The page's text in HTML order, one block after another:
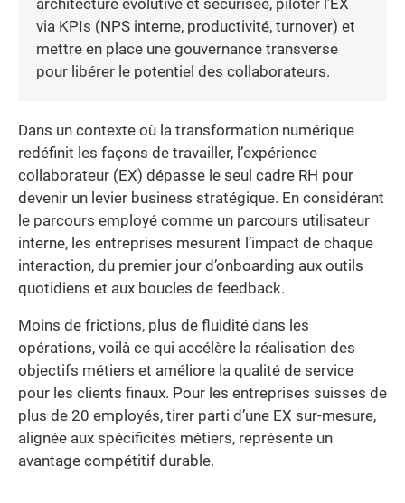
architecture évolutive et sécurisée, piloter l’EX
via KPIs (NPS interne, productivité, turnover) et
mettre en place une gouvernance transverse
pour libérer le potentiel des collaborateurs.
Dans un contexte où la transformation numérique
redéfinit les façons de travailler, l’expérience
collaborateur (EX) dépasse le seul cadre RH pour
devenir un levier business stratégique. En considérant
le parcours employé comme un parcours utilisateur
interne, les entreprises mesurent l’impact de chaque
interaction, du premier jour d’onboarding aux outils
quotidiens et aux boucles de feedback.
Moins de frictions, plus de fluidité dans les
opérations, voilà ce qui accélère la réalisation des
objectifs métiers et améliore la qualité de service
pour les clients finaux. Pour les entreprises suisses de
plus de 20 employés, tirer parti d’une EX sur-mesure,
alignée aux spécificités métiers, représente un
avantage compétitif durable.